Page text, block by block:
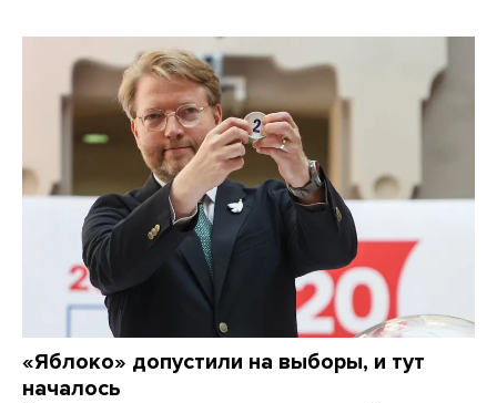
«Яблоко» допустили на выборы, и тут
началось